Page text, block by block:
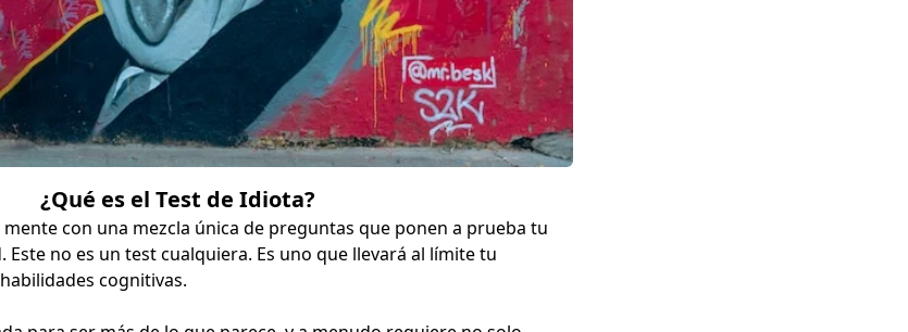
¿Qué es el Test de Idiota?
con una mezcla única de preguntas que ponen a prueba tu
no es un test cualquiera. Es uno que llevará al límite tu
cognitivas.